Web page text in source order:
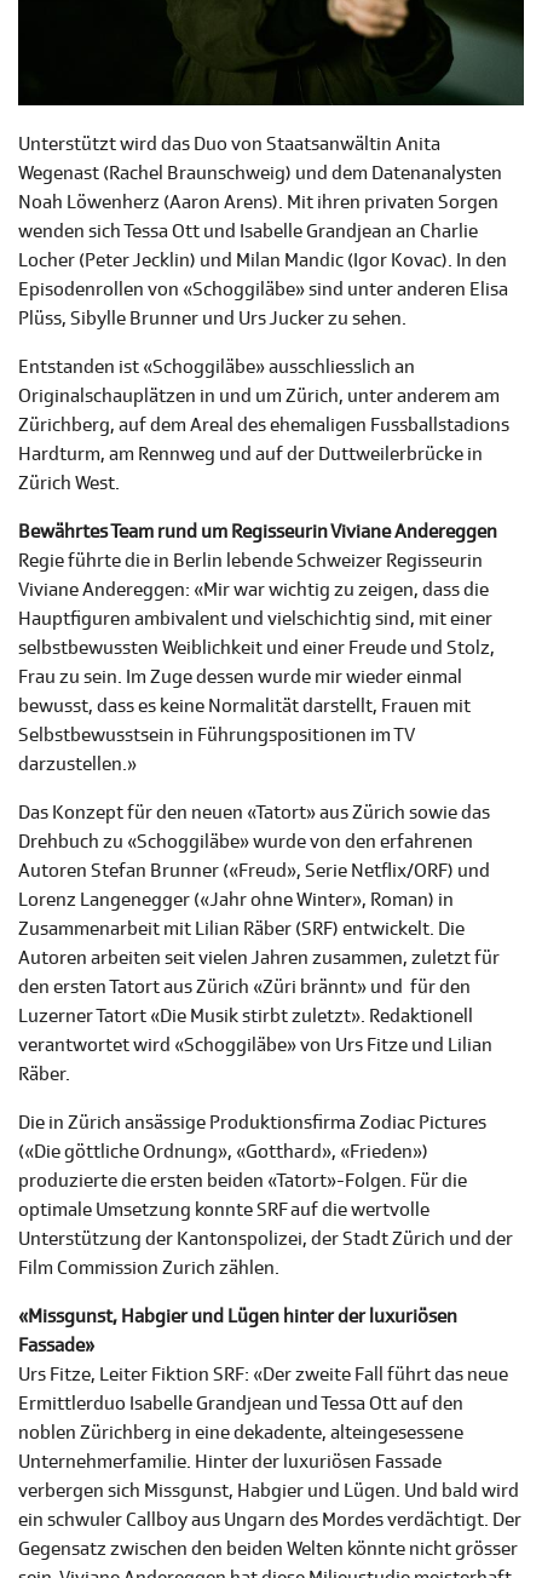
Unterstützt wird das Duo von Staatsanwältin Anita
Wegenast (Rachel Braunschweig) und dem Datenanalysten
Noah Löwenherz (Aaron Arens). Mit ihren privaten Sorgen
wenden sich Tessa Ott und Isabelle Grandjean an Charlie
Locher (Peter Jecklin) und Milan Mandic (Igor Kovac). In den
Episodenrollen von «Schoggiläbe» sind unter anderen Elisa
Plüss, Sibylle Brunner und Urs Jucker zu sehen.
Entstanden ist «Schoggiläbe» ausschliesslich an
Originalschauplätzen in und um Zürich, unter anderem am
Zürichberg, auf dem Areal des ehemaligen Fussballstadions
Hardturm, am Rennweg und auf der Duttweilerbrücke in
Zürich West.
Bewährtes Team rund um Regisseurin Viviane Andereggen
Regie führte die in Berlin lebende Schweizer Regisseurin
Viviane Andereggen: «Mir war wichtig zu zeigen, dass die
Hauptfiguren ambivalent und vielschichtig sind, mit einer
selbstbewussten Weiblichkeit und einer Freude und Stolz,
Frau zu sein. Im Zuge dessen wurde mir wieder einmal
bewusst, dass es keine Normalität darstellt, Frauen mit
Selbstbewusstsein in Führungspositionen im TV
darzustellen.»
Das Konzept für den neuen «Tatort» aus Zürich sowie das
Drehbuch zu «Schoggiläbe» wurde von den erfahrenen
Autoren Stefan Brunner («Freud», Serie Netflix/ORF) und
Lorenz Langenegger («Jahr ohne Winter», Roman) in
Zusammenarbeit mit Lilian Räber (SRF) entwickelt. Die
Autoren arbeiten seit vielen Jahren zusammen, zuletztfür
den ersten Tatort aus Zürich «Züri brännt» und für den
Luzerner Tatort «Die Musik stirbt zuletzt». Redaktionell
verantwortet wird «Schoggiläbe» von Urs Fitze und Lilian
Räber.
Die in Zürich ansässige Produktionsfirma Zodiac Pictures
(«Die göttliche Ordnung», «Gotthard», «Frieden»)
produzierte die ersten beiden «Tatort»-Folgen. Für die
optimale Umsetzung konnte SRF auf die wertvolle
Unterstützung der Kantonspolizei, der Stadt Zürich und der
Film Commission Zurich zählen.
«Missgunst, Habgier und Lügen hinter der luxuriösen
Fassade»
Urs Fitze, Leiter Fiktion SRF: «Der zweite Fall führt das neue
Ermittlerduo Isabelle Grandjean und Tessa Ott auf den
noblen Zürichberg in eine dekadente, alteingesessene
Unternehmerfamilie. Hinter der luxuriösen Fassade
verbergen sich Missgunst, Habgier und Lügen. Und bald wird
ein schwuler Callboy aus Ungarn des Mordes verdächtigt. Der
Gegensatz zwischen den beiden Welten könnte nicht grösser